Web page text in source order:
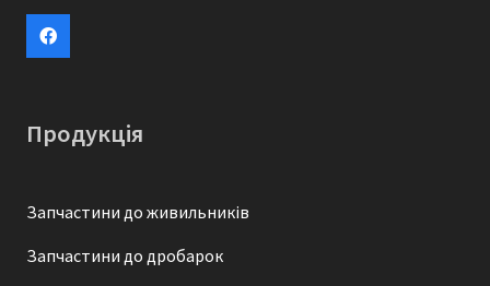
Продукція
Запчастини до живильників
Запчастини до дробарок